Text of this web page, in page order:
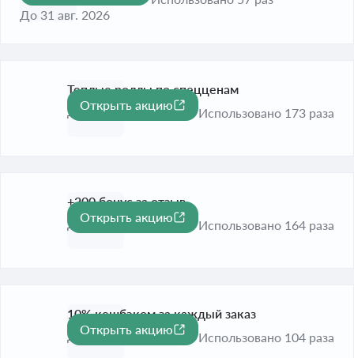
До 31 авг. 2026
Теплые роллы по спецценам
До 31 дек. 2026
Открыть акцию
Использовано 173 раза
+200 бонус за отзыв
До 31 авг. 2026
Открыть акцию
Использовано 164 раза
-10%
10% кешбэком за каждый заказ
До 31 авг. 2026
Открыть акцию
Использовано 104 раза